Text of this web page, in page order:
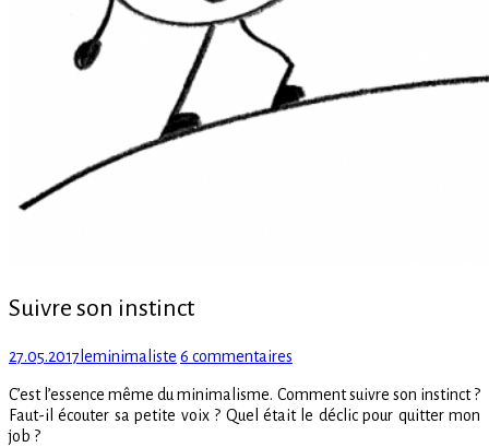
Suivre son instinct
Posted
27.05.2017 Author
leminimaliste 6 commentaires
son
instinct
C’est l’essence même du minimalisme. Comment suivre son instinct ?
Faut-il écouter sa petite voix ? Quel était le déclic pour quitter mon
job ?